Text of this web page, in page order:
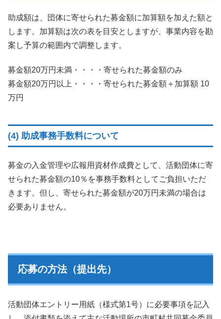
助成額は、団体に寄せられた募金額に加算額を加えた額と
します。加算額は次の表を目安としますが、事業内容を勘
案し予算の範囲内で調整します。
募金額20万円未満・・・・寄せられた募金額のみ
募金額20万円以上・・・・寄せられた募金額＋加算額 10
万円
(4) 助成事務手数料について
募金の入金管理や広報用資材作成費として、活動団体に寄
せられた募金額の10％を事務手数料としてご負担いただ
きます。但し、寄せられた募金額が20万円未満の場合は
必要ありません。
応募の方法（提出先）
活動団体エントリー用紙（様式第1号）に必要事項を記入